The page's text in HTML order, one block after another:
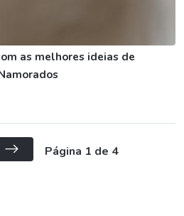
as melhores ideias de
Página 1 de 4